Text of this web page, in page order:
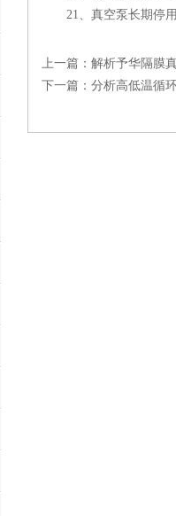
21、真空泵长期停用
上一篇： 解析予华隔膜
下一篇： 分析高低温循